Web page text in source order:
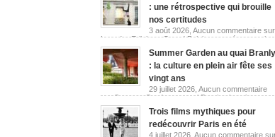
: une rétrospective qui brouille
nos certitudes
3 août 2026, Aucun commentaire sur
Leandro Erlich au Grand Palais : une rétrospective
qui brouille nos certitudes
Summer Garden au quai Branly
: la culture en plein air fête ses
vingt ans
29 juillet 2026, Aucun commentaire
sur Summer Garden au quai Branly : la culture en
plein air fête ses vingt ans
Trois films mythiques pour
redécouvrir Paris en été
4 juillet 2026, Aucun commentaire